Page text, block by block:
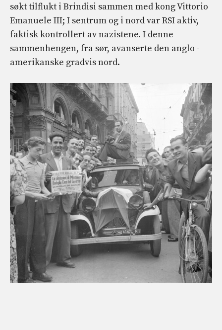
søkt tilflukt i Brindisi sammen med kong Vittorio
Emanuele III; I sentrum og i nord var RSI aktiv,
faktisk kontrollert av nazistene. I denne
sammenhengen, fra sør, avanserte den anglo -
amerikanske gradvis nord.